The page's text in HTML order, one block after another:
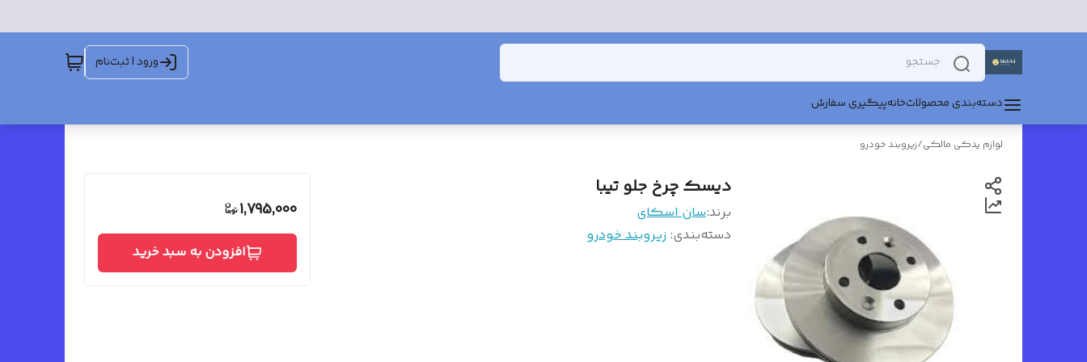
ورود | ثبت‌نام
دسته‌بندی محصولاتخانهپیگیری سفارش
لوازم یدکی مالکی/زیروبند خودرو
دیسک چرخ جلو تیبا
برند:سان اسکای
دسته‌بندی: زیروبند خودرو
1,795,000
افزودن به سبد خرید